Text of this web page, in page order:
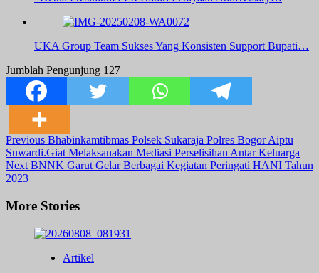
UKA Group Team Sukses Yang Konsisten Support Bupati…
Jumblah Pengunjung 127
Post
Navigation
Previous Bhabinkamtibmas Polsek Sukaraja Polres Bogor Aiptu
Suwardi.Giat Melaksanakan Mediasi Perselisihan Antar Keluarga
Next BNNK Garut Gelar Berbagai Kegiatan Peringati HANI Tahun
2023
More Stories
Artikel